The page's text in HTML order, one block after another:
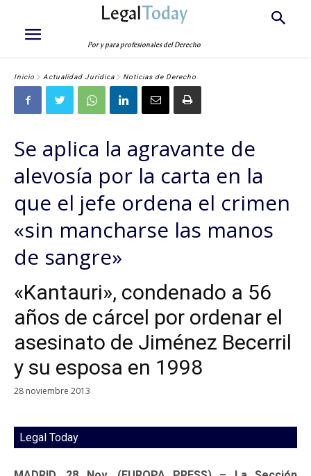
LegalToday
Por y para profesionales del Derecho
Inicio Actualidad Jurídica Noticias de Derecho
Se aplica la agravante de
alevosía por la carta en la
que el jefe ordena el crimen
«sin mancharse las manos
de sangre»
«Kantauri», condenado a 56
años de cárcel por ordenar el
asesinato de Jiménez Becerril
y su esposa en 1998
28 noviembre 2013
Legal Today